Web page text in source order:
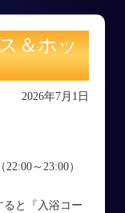
＆ホッ
2026年7月1日
（22:00～23:00）
と『入浴コー